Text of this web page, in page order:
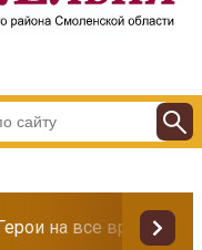
на все времена